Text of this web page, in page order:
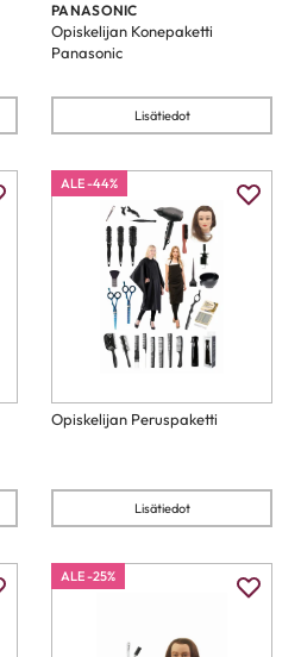
PANASONIC
Opiskelijan Konepaketti
Panasonic
Lisätiedot
Opiskelijan Peruspaketti
ALE -44%
Lisätiedot
ALE -25%